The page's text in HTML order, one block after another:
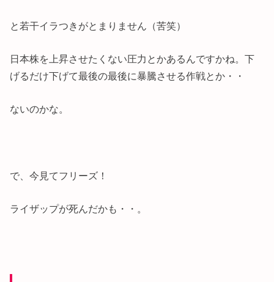
と若干イラつきがとまりません（苦笑）
日本株を上昇させたくない圧力とかあるんですかね。下
げるだけ下げて最後の最後に暴騰させる作戦とか・・
ないのかな。
で、今見てフリーズ！
ライザップが死んだかも・・。